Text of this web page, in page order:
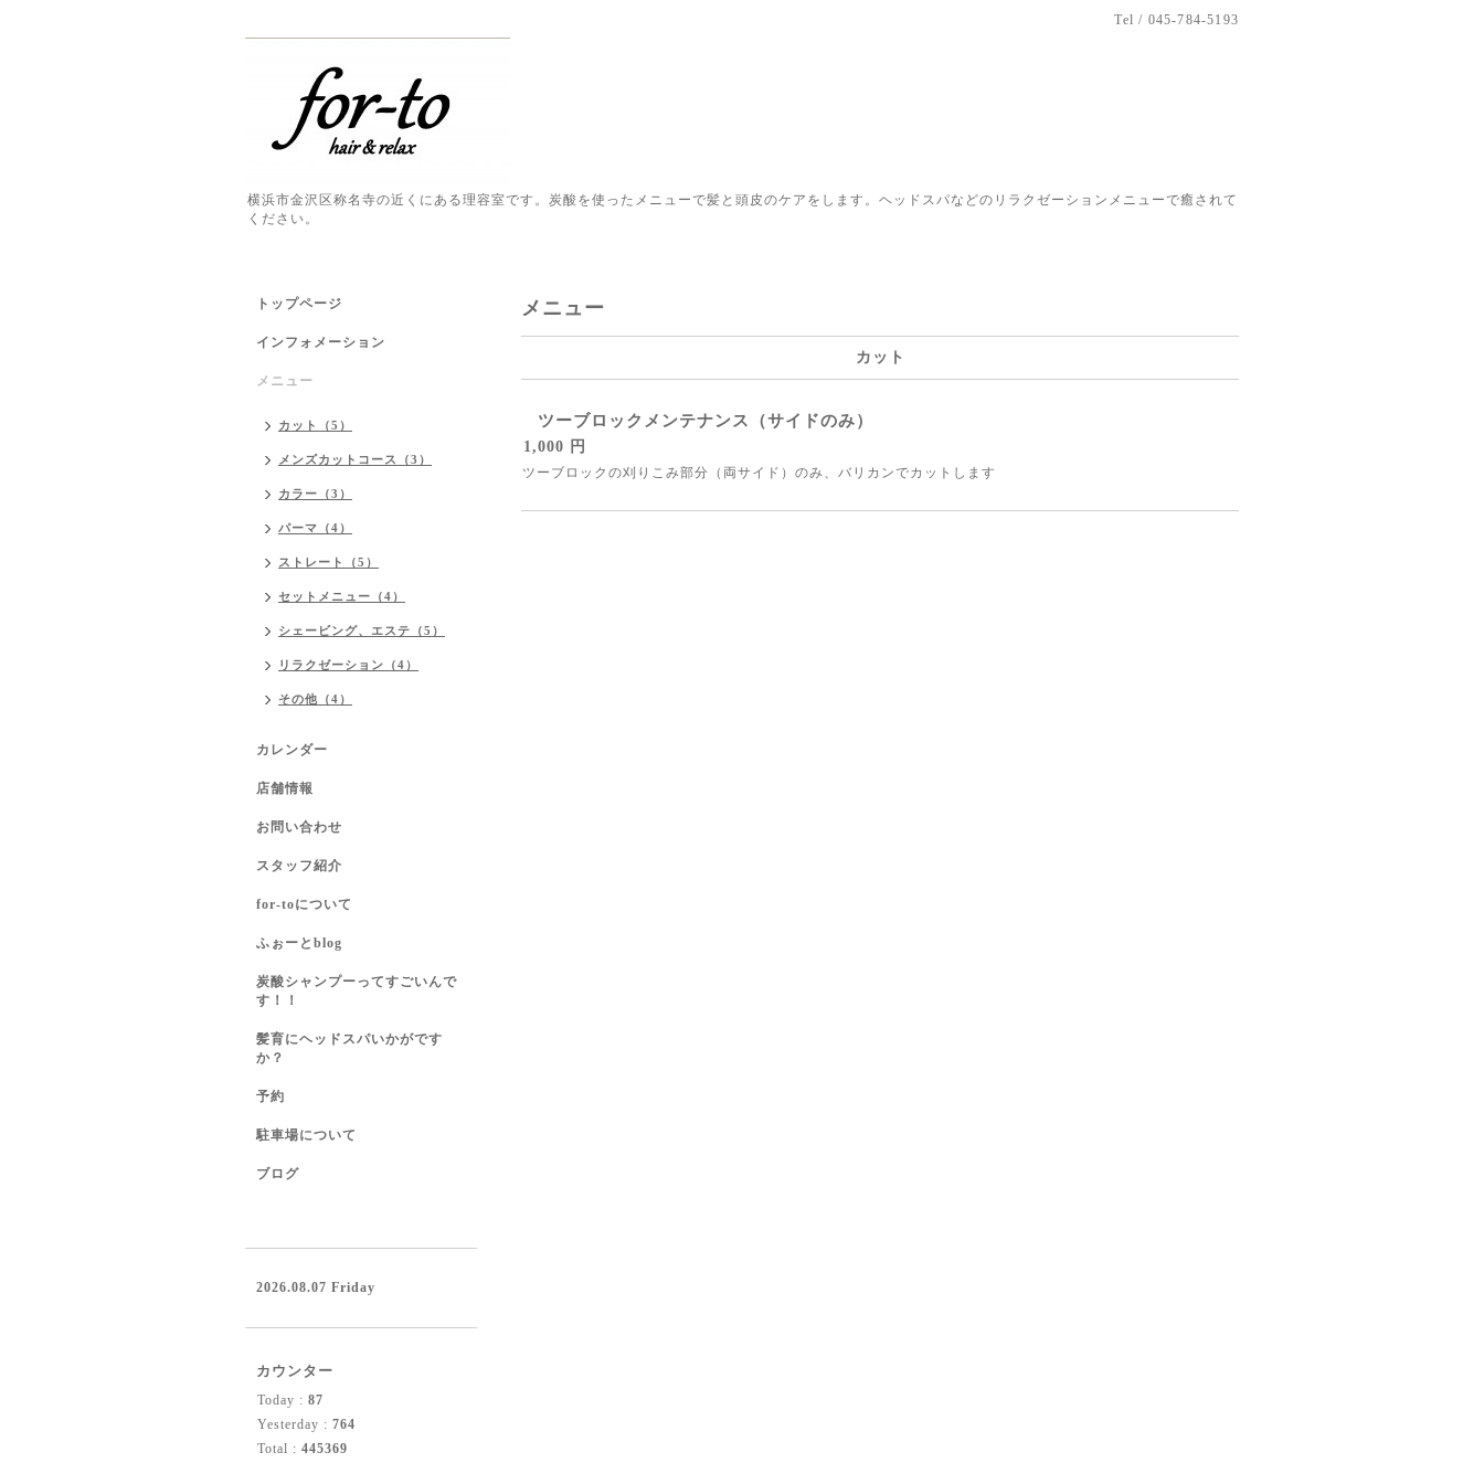
Tel / 045-784-5193
横浜市金沢区称名寺の近くにある理容室です。炭酸を使ったメニューで髪と頭皮のケアをします。ヘッドスパなどのリラクゼーションメニューで癒されて
ください。
メニュー
カット
ツーブロックメンテナンス（サイドのみ）
1,000 円
ツーブロックの刈りこみ部分（両サイド）のみ、バリカンでカットします
トップページ
インフォメーション
メニュー
カット（5）
メンズカットコース（3）
カラー（3）
パーマ（4）
ストレート（5）
セットメニュー（4）
シェービング、エステ（5）
リラクゼーション（4）
その他（4）
カレンダー
店舗情報
お問い合わせ
スタッフ紹介
for-toについて
ふぉーとblog
炭酸シャンプーってすごいんで
す！！
髪育にヘッドスパいかがです
か？
予約
駐車場について
ブログ
2026.08.07 Friday
カウンター
Today : 87
Yesterday : 764
Total : 445369